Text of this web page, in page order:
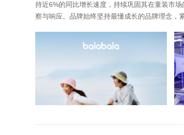
持近6%的同比增长速度，持续巩固其在童装市
察与响应。品牌始终坚持最懂成长的品牌理念，